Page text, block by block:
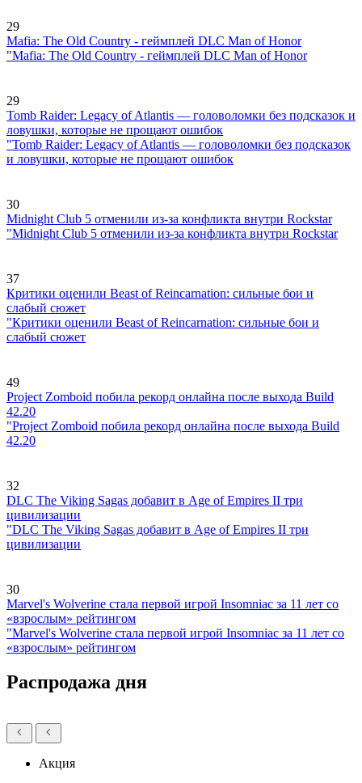
29
Mafia: The Old Country - геймплей DLC Man of Honor
"Mafia: The Old Country - геймплей DLC Man of Honor
29
Tomb Raider: Legacy of Atlantis — головоломки без подсказок и
ловушки, которые не прощают ошибок
"Tomb Raider: Legacy of Atlantis — головоломки без подсказок
и ловушки, которые не прощают ошибок
30
Midnight Club 5 отменили из-за конфликта внутри Rockstar
"Midnight Club 5 отменили из-за конфликта внутри Rockstar
37
Критики оценили Beast of Reincarnation: сильные бои и
слабый сюжет
"Критики оценили Beast of Reincarnation: сильные бои и
слабый сюжет
49
Project Zomboid побила рекорд онлайна после выхода Build
42.20
"Project Zomboid побила рекорд онлайна после выхода Build
42.20
32
DLC The Viking Sagas добавит в Age of Empires II три
цивилизации
"DLC The Viking Sagas добавит в Age of Empires II три
цивилизации
30
Marvel's Wolverine стала первой игрой Insomniac за 11 лет со
«взрослым» рейтингом
"Marvel's Wolverine стала первой игрой Insomniac за 11 лет со
«взрослым» рейтингом
Распродажа дня
Акция